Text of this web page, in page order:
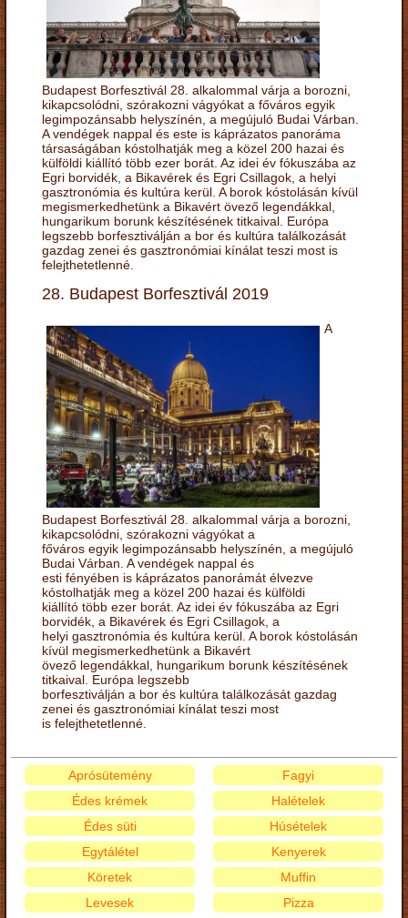
Budapest Borfesztivál 28. alkalommal várja a borozni,
kikapcsolódni, szórakozni vágyókat a főváros egyik
legimpozánsabb helyszínén, a megújuló Budai Várban.
A vendégek nappal és este is káprázatos panoráma
társaságában kóstolhatják meg a közel 200 hazai és
külföldi kiállító több ezer borát. Az idei év fókuszába az
Egri borvidék, a Bikavérek és Egri Csillagok, a helyi
gasztronómia és kultúra kerül. A borok kóstolásán kívül
megismerkedhetünk a Bikavért övező legendákkal,
hungarikum borunk készítésének titkaival. Európa
legszebb borfesztiválján a bor és kultúra találkozását
gazdag zenei és gasztronómiai kínálat teszi most is
felejthetetlenné.
28. Budapest Borfesztivál 2019
A
Budapest Borfesztivál 28. alkalommal várja a borozni,
kikapcsolódni, szórakozni vágyókat a
főváros egyik legimpozánsabb helyszínén, a megújuló
Budai Várban. A vendégek nappal és
esti fényében is káprázatos panorámát élvezve
kóstolhatják meg a közel 200 hazai és külföldi
kiállító több ezer borát. Az idei év fókuszába az Egri
borvidék, a Bikavérek és Egri Csillagok, a
helyi gasztronómia és kultúra kerül. A borok kóstolásán
kívül megismerkedhetünk a Bikavért
övező legendákkal, hungarikum borunk készítésének
titkaival. Európa legszebb
borfesztiválján a bor és kultúra találkozását gazdag
zenei és gasztronómiai kínálat teszi most
is felejthetetlenné.
Aprósütemény
Édes krémek
Édes süti
Egytálétel
Fagyi
Halételek
Húsételek
Kenyerek
Köretek
Levesek
Muffin
Pizza